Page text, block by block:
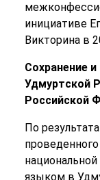
инициативе
Викторина в
Сохранение
Удмуртской
Российской
По
языком в